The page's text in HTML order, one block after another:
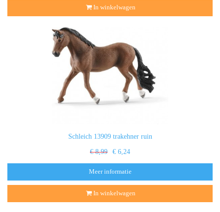
In winkelwagen
Schleich 13909 trakehner ruin
€ 8,99 € 6,24
Meer informatie
In winkelwagen